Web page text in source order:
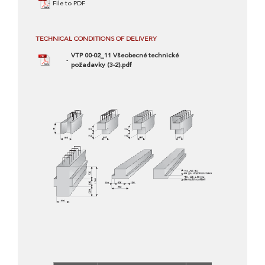
File to PDF
TECHNICAL CONDITIONS OF DELIVERY
VTP 00-02_11 Všeobecné technické
požadavky (3-2).pdf